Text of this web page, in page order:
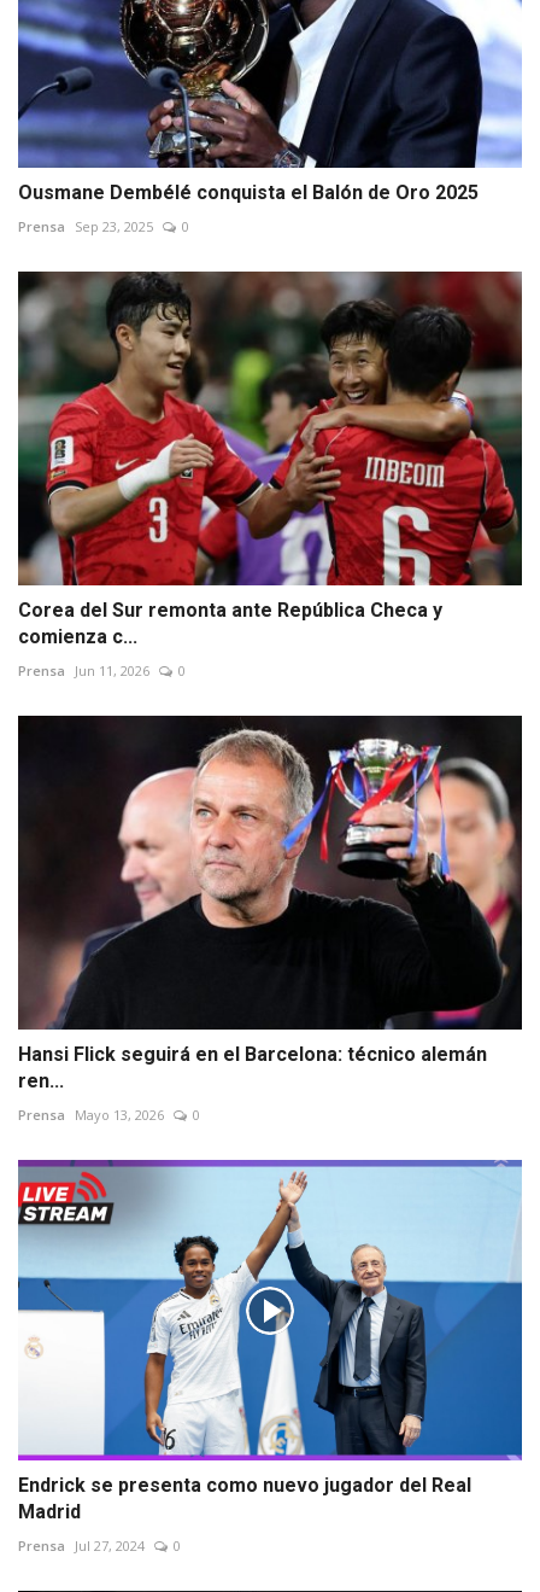
Ousmane Dembélé conquista el Balón de Oro 2025
Prensa Sep 23, 2025 0
Corea del Sur remonta ante República Checa y
comienza c...
Prensa Jun 11, 2026 0
Hansi Flick seguirá en el Barcelona: técnico alemán
ren...
Prensa Mayo 13, 2026 0
Endrick se presenta como nuevo jugador del Real
Madrid
Prensa Jul 27, 2024 0